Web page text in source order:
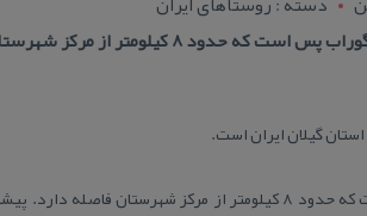
از مركز شهرستان فاصله دارد.
گیلان ایران است.
روستای گوراب‌پس مركز دهستان گوراب پس است كه حدود ۸ كیلومتر